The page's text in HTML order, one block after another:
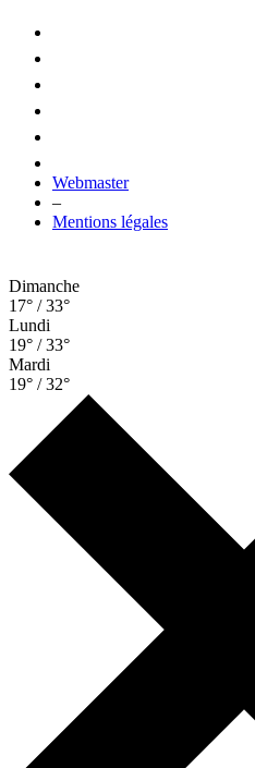
Webmaster
–
Mentions légales
Dimanche
17° / 33°
Lundi
19° / 33°
Mardi
19° / 32°